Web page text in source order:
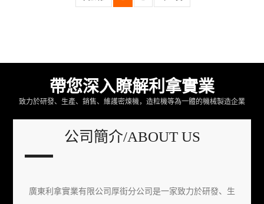
帶您深入瞭解利拿實業
致力於研發、生產、銷售、維護密煉機，造粒機等為一體的機械製造企業
公司簡介/ABOUT US
廣東利拿實業有限公司厚街分公司是一家致力於研發、生